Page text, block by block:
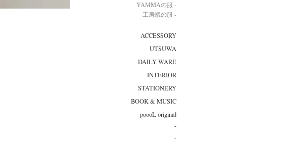
YAMMAの服 -
工房蟻の服 -
-
ACCESSORY
UTSUWA
DAILY WARE
INTERIOR
STATIONERY
BOOK & MUSIC
poooL original
-
-